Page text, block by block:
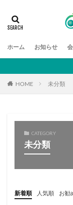
ホーム お知らせ
HOME 未分類
CATEGORY
未分類
新着順 人気順 お勧